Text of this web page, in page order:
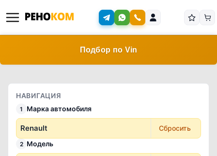
Подбор по Vin
НАВИГАЦИЯ
1 Марка автомобиля
Renault Сбросить
2 Модель